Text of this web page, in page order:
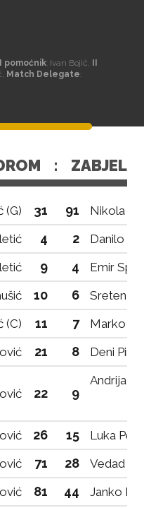
I pomoćnik: Ivan Bojić,
Match Delegate:
: ZABJELO
(G) 31 91
Nikola
4 2
Danilo
9 4
Emir
10 6 Sreten
(C) 11 7 Marko
21 8 Deni
22 9
Andrija
26 15
Luka
71 28 Vedad
81 44
Janko